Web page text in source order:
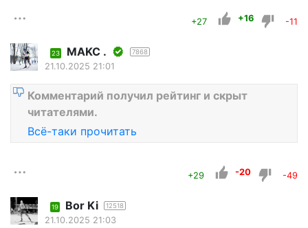
+27 +16 -11
23 MAKC . 7868
21.10.2025 21:01
Комментарий получил рейтинг и скрыт
читателями.
Всё-таки прочитать
+29 -20 -49
19 Bor Ki 12518
21.10.2025 21:03